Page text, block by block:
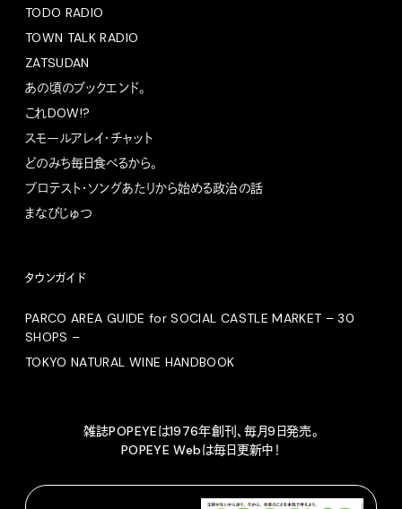
TODO RADIO
TOWN TALK RADIO
ZATSUDAN
あの頃のブックエンド。
これDOW!?
スモールアレイ・チャット
どのみち毎日食べるから。
プロテスト・ソングあたりから始める政治の話
まなびじゅつ
タウンガイド
PARCO AREA GUIDE for SOCIAL CASTLE MARKET – 30
SHOPS –
TOKYO NATURAL WINE HANDBOOK
雑誌POPEYEは1976年創刊、毎月9日発売。
POPEYE Webは毎日更新中！